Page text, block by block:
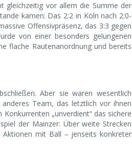
gleichzeitig vor allem die Summe der
kamen: Das 2:2 in Köln nach 2:0-
Offensivpräsenz, das 3:3 gegen
von einer besonders gelungenen
flache Rautenanordnung und bereits
Aber sie waren wesentlich
Team, das letztlich vor ihnen
„unverdient“ das sichere
der Mainzer: Über weite Strecken
Aktionen mit Ball – jenseits konkreter